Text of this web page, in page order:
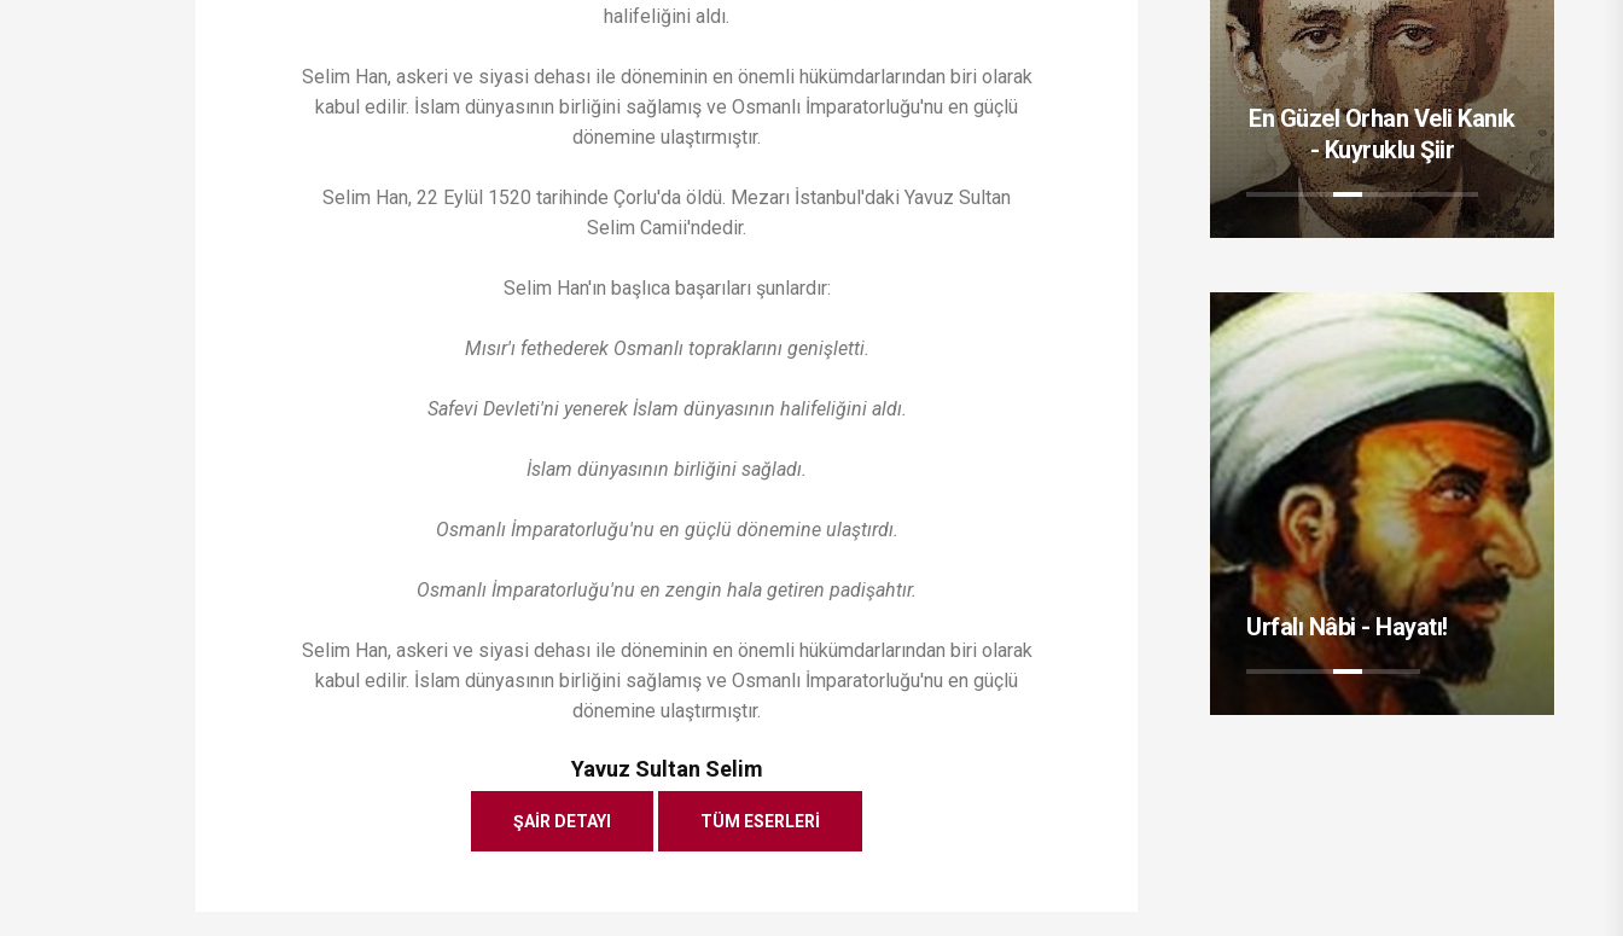
halifeliğini aldı.
Selim Han, askeri ve siyasi dehası ile döneminin en önemli hükümdarlarından biri olarak
kabul edilir. İslam dünyasının birliğini sağlamış ve Osmanlı İmparatorluğu'nu en güçlü
dönemine ulaştırmıştır.
Selim Han, 22 Eylül 1520 tarihinde Çorlu'da öldü. Mezarı İstanbul'daki Yavuz Sultan
Selim Camii'ndedir.
Selim Han'ın başlıca başarıları şunlardır:
Mısır'ı fethederek Osmanlı topraklarını genişletti.
Safevi Devleti'ni yenerek İslam dünyasının halifeliğini aldı.
İslam dünyasının birliğini sağladı.
Osmanlı İmparatorluğu'nu en güçlü dönemine ulaştırdı.
Osmanlı İmparatorluğu'nu en zengin hala getiren padişahtır.
Selim Han, askeri ve siyasi dehası ile döneminin en önemli hükümdarlarından biri olarak
kabul edilir. İslam dünyasının birliğini sağlamış ve Osmanlı İmparatorluğu'nu en güçlü
dönemine ulaştırmıştır.
Yavuz Sultan Selim
ŞAIR DETAYI TÜM ESERLERI
En Güzel Orhan Veli Kanık
En Güzel Yavuz Sultan
Selim - Felek Beni Bir
Gözleri Âhûya Zebûn Etti
En Güzel Orhan Veli Kanık
En Güzel Orhan Veli Kanık
- Kuyruklu Şiir
Mustafa Kemal Atatürk -
Urfalı Nâbi - Hayatı!